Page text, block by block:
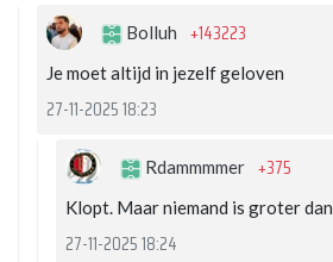
Bolluh +143223
Je moet altijd in jezelf geloven
27-11-2025 18:23
Rdammmmer +375
Klopt. Maar niemand is groter
27-11-2025 18:24